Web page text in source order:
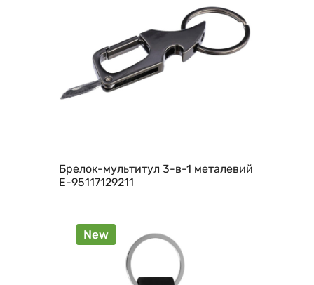
Брелок-мультитул 3-в-1 металевий
E-95117129211
New